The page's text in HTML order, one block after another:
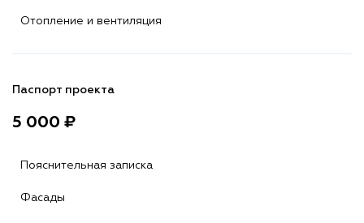
Отопление и вентиляция
Паспорт проекта
5 000 ₽
Пояснительная записка
Фасады